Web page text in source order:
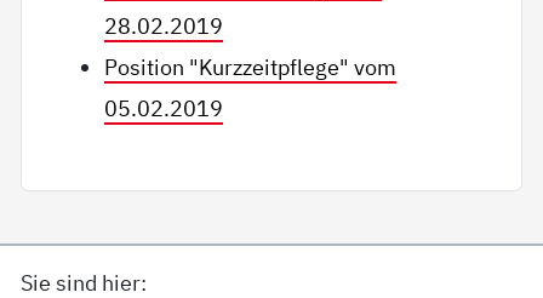
28.02.2019
Position "Kurzzeitpflege" vom
05.02.2019
Sie sind hier: